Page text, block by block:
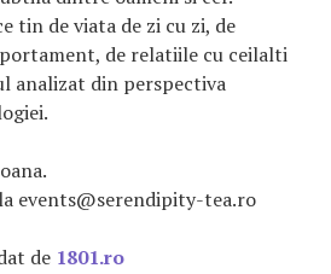
tin de viata de zi cu zi, de
de relatiile cu ceilalti
analizat din perspectiva
events@serendipity-tea.ro
de 1801.ro